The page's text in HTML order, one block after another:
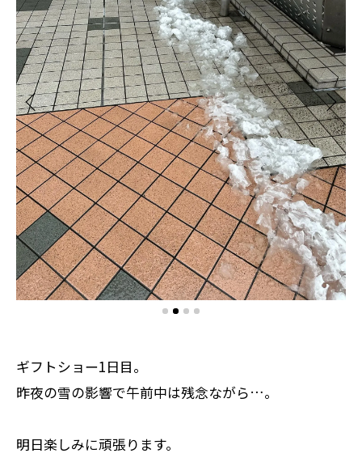
ギフトショー1日目。
昨夜の雪の影響で午前中は残念ながら…。
明日楽しみに頑張ります。